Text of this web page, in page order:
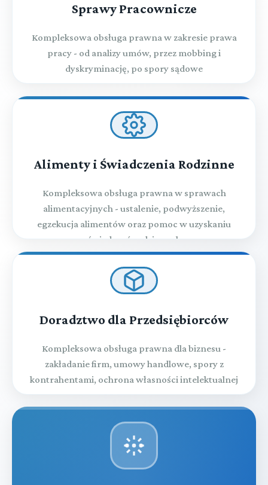
Sprawy Pracownicze
Kompleksowa obsługa prawna w zakresie prawa
pracy - od analizy umów, przez mobbing i
dyskryminację, po spory sądowe
Alimenty i Świadczenia Rodzinne
Kompleksowa obsługa prawna w sprawach
alimentacyjnych - ustalenie, podwyższenie,
egzekucja alimentów oraz pomoc w uzyskaniu
świadczeń rodzinnych
Doradztwo dla Przedsiębiorców
Kompleksowa obsługa prawna dla biznesu -
zakładanie firm, umowy handlowe, spory z
kontrahentami, ochrona własności intelektualnej